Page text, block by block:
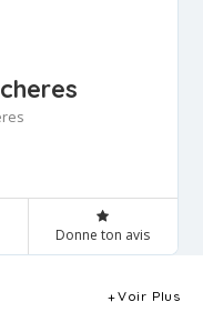
Donne ton avis
Voir Plus